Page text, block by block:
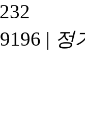
| 정